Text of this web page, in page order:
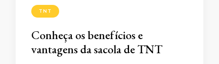
TNT
Conheça os benefícios e
vantagens da sacola de TNT